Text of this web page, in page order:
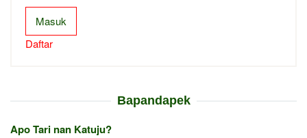
Masuk
Daftar
Bapandapek
Apo Tari nan Katuju?